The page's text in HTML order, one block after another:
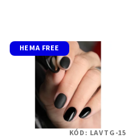
HEMA FREE
KÓD: LAVTG-15